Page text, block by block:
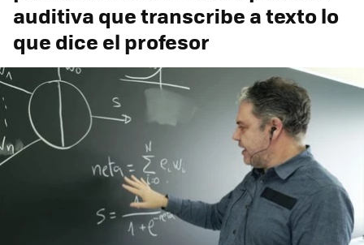
auditiva que transcribe a texto lo
que dice el profesor